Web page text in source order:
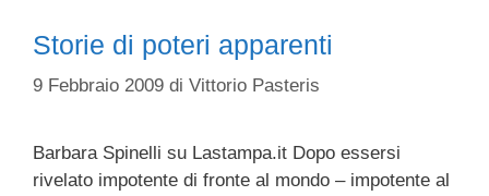
Storie di poteri apparenti
9 Febbraio 2009 di Vittorio Pasteris
Barbara Spinelli su Lastampa.it Dopo essersi
rivelato impotente di fronte al mondo – impotente al